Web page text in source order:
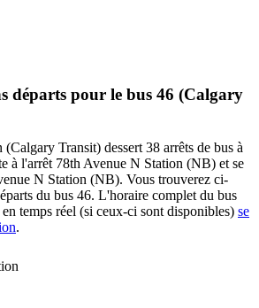
départs pour le bus 46 (Calgary
Transit) dessert 38 arrêts de bus à
à l'arrêt 78th Avenue N Station (NB) et se
N Station (NB). Vous trouverez ci-
du bus 46. L'horaire complet du bus
temps réel (si ceux-ci sont disponibles) se
.